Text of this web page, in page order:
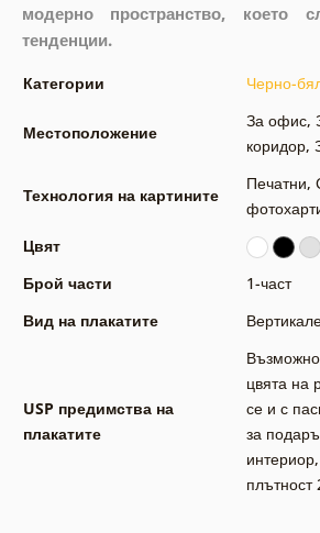
модерно пространство, което
тенденции.
Категории Черно-
Местоположение
За офис,
коридор,
Технология на картините
Печатни,
Цвят
Брой части
1-част
Вид на плакатите
USP предимства на
плакатите
цвята на
се и с
за
интериор,
плътност